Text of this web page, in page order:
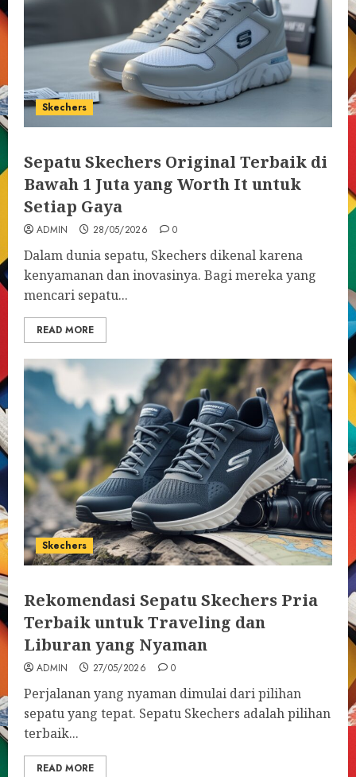
Skechers
Sepatu Skechers Original Terbaik di
Bawah 1 Juta yang Worth It untuk
Setiap Gaya
ADMIN 28/05/2026 0
Dalam dunia sepatu, Skechers dikenal karena
kenyamanan dan inovasinya. Bagi mereka yang
mencari sepatu...
READ MORE
Skechers
Rekomendasi Sepatu Skechers Pria
Terbaik untuk Traveling dan
Liburan yang Nyaman
ADMIN 27/05/2026 0
Perjalanan yang nyaman dimulai dari pilihan
sepatu yang tepat. Sepatu Skechers adalah pilihan
terbaik...
READ MORE